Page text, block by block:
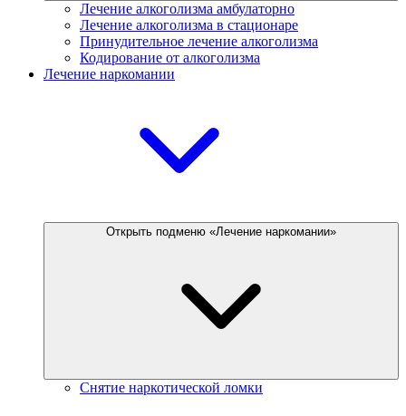
Лечение алкоголизма амбулаторно
Лечение алкоголизма в стационаре
Принудительное лечение алкоголизма
Кодирование от алкоголизма
Лечение наркомании
Открыть подменю «Лечение наркомании»
Снятие наркотической ломки